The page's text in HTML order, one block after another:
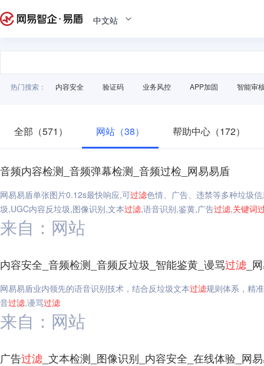
中文站
热门搜索： 内容安全 验证码 业务风控 APP加固 智能审
全部（571） 网站（38） 帮助中心（172）
音频内容检测_音频弹幕检测_音频过检_网易易盾
网易易盾单张图片0.12s最快响应,可过滤色情、广告、违禁等多种垃圾
圾,UGC内容反垃圾,图像识别,文本过滤,语音识别,鉴黄,广告过滤,关键词
来自：网站
内容安全_音频检测_音频反垃圾_智能鉴黄_谩骂过滤 _
网易易盾业内领先的语音识别技术，结合反垃圾文本过滤规则体系，精
音过滤,谩骂过滤
来自：网站
广告过滤 _文本检测_图像识别_内容安全_在线体验_网